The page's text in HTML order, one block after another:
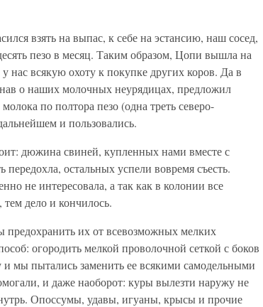
взять на выпас, к себе на эстансию, наш сосед,
пезо в месяц. Таким образом, Цопи вышла на
нас всякую охоту к покупке других коров. Да в
о наших молочных неурядицах, предложил
по полтора пезо (одна треть северо-
и пользовались.
дюжина свиней, купленных нами вместе с
остальных успели вовремя съесть.
не интересовала, а так как в колонии все
дело и кончилось.
их от всевозможных мелких
огородить мелкой проволочной сеткой с боков
мы пытались заменить ее всякими самодельными
и даже наоборот: куры вылезти наружу не
Опоссумы, удавы, игуаны, крысы и прочие